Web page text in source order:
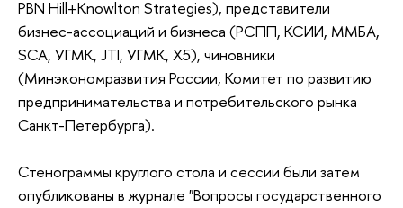
PBN Hill+Knowlton Strategies), представители
бизнес-ассоциаций и бизнеса (РСПП, КСИИ, ММБА,
SCA, УГМК, JTI, УГМК, Х5), чиновники
(Минэкономразвития России, Комитет по развитию
предпринимательства и потребительского рынка
Санкт-Петербурга).
Стенограммы круглого стола и сессии были затем
опубликованы в журнале "Вопросы государственного